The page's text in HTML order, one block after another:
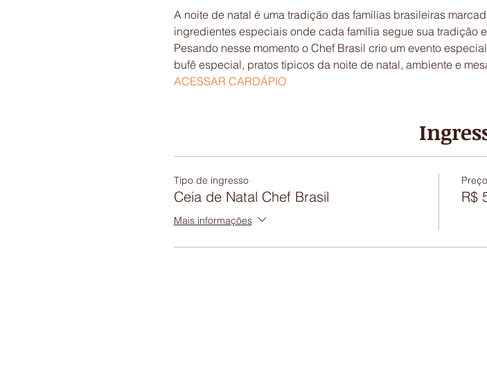
A noite de natal é uma tradição das famílias brasileiras
Pesando nesse momento o Chef Brasil crio um evento
bufê especial, pratos típicos da noite de natal, ambiente e
ACESSAR CARDÁPIO
Tipo de ingresso
Ceia de Natal Chef Brasil
Mais informações
Preço
R$